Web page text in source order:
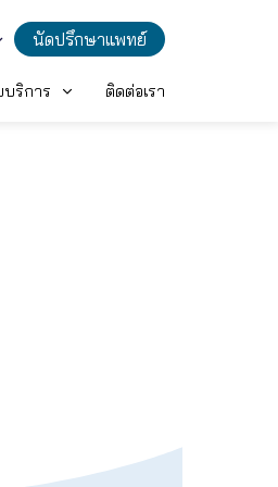
นัดปรึกษาแพทย์
บริการ ติดต่อเรา